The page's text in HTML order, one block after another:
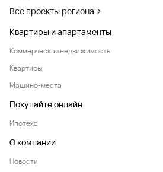
Все проекты региона
Квартиры и апартаменты
Коммерческая недвижимость
Квартиры
Машино-места
Покупайте онлайн
Ипотека
О компании
Новости